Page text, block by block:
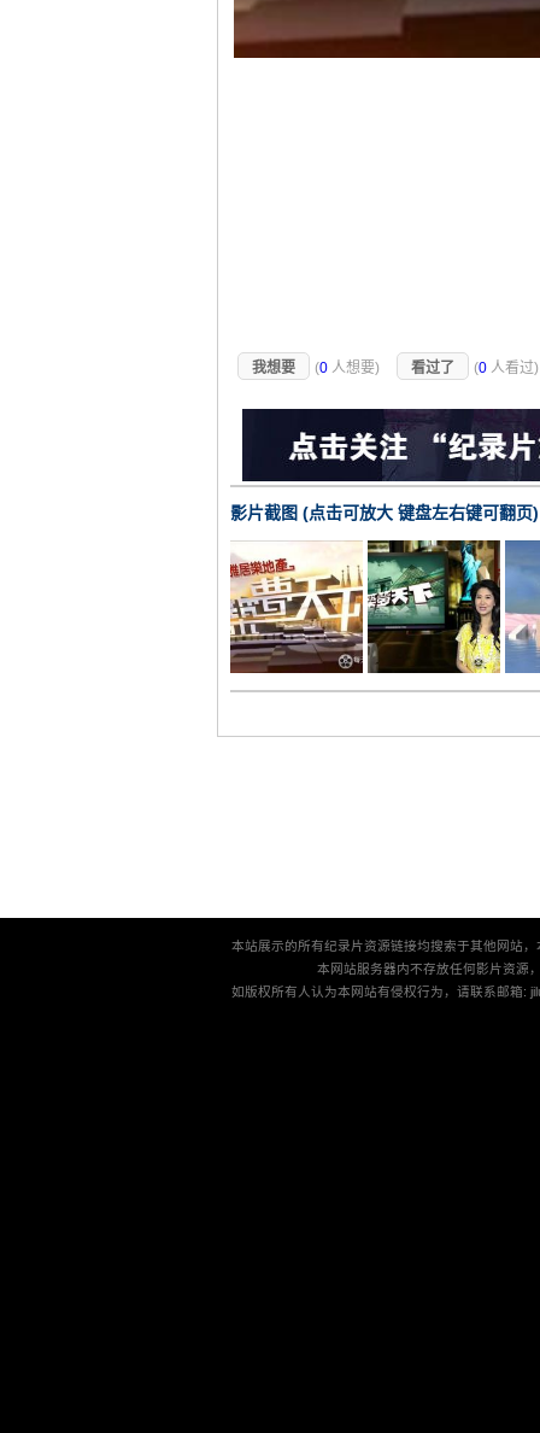
我想要 (0 人想要) 看过了 (0 人看过
影片截图 (点击可放大 键盘左右键可翻页)
本站展示的所有纪录片资源链接均搜索于其他网站
本网站服务器内不存放任何影片资源
如版权所有人认为本网站有侵权行为，请联系邮箱: